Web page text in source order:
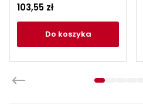
103,55 zł
do koszyka